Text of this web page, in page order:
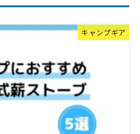
キャンプギア